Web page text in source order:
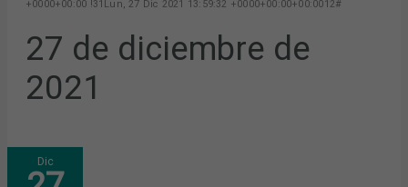
+0000+00:00 !31Lun, 27 Dic 2021 13:59:32 +0000+00:00+00:0012#
27 de diciembre de
2021
Dic
NOVIEMBRE:
LA
SEMANA